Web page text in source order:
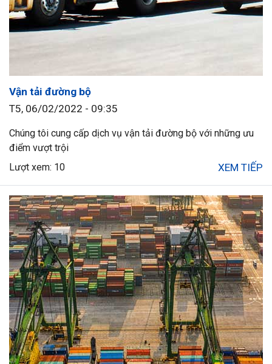
Vận tải đường bộ
T5, 06/02/2022 - 09:35
Chúng tôi cung cấp dịch vụ vận tải đường bộ với những ưu
điểm vượt trội
Lượt xem: 10
XEM TIẾP